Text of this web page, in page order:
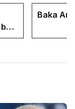
Baka